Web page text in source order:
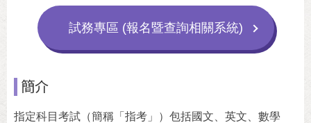
試務專區 (報名暨查詢相關系統)
簡介
指定科目考試（簡稱「指考」）包括國文、英文、數學